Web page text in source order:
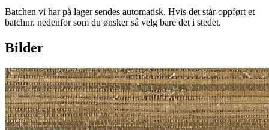
Batchen vi har på lager sendes automatisk. Hvis det står oppført et
batchnr. nedenfor som du ønsker så velg bare det i stedet.
Bilder